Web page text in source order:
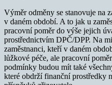
Výměr odměny se stanovuje na
v daném období. A to jak u
pracovní poměr do výše jejich
prostřednictvím DPČ/DPP. Na
zaměstnanci, kteří v daném
lůžkové péče, ale pracovní
podmínky budou mít také
které obdrží finanční prostředky